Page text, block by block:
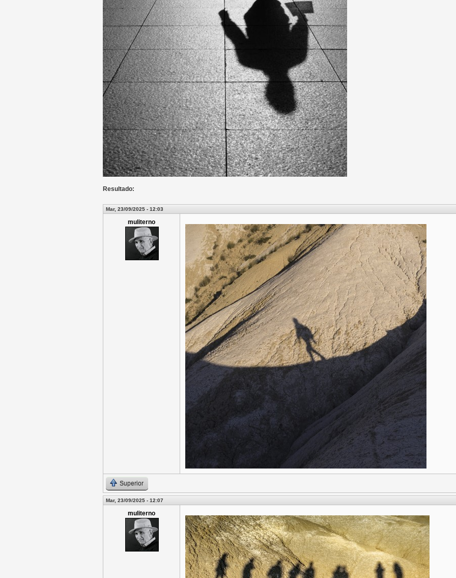
Resultado:
Mar, 23/09/2025 - 12:03
muliterno
Superior
Mar, 23/09/2025 - 12:07
muliterno